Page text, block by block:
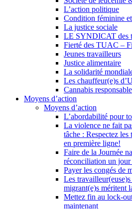
L’action politique
Condition féminine
La justice sociale
LE SYNDICAT des
Fierté des TUAC –
Jeunes travailleurs
Justice alimentaire
La solidarité
Les chauffeur(e)s
Cannabis responsable
Moyens d’action
Moyens d’action
L’abordabilité pour
La violence ne fait
tâche : Respectez
en première ligne!
Faire de la Journée
réconciliation un jour
Payer les congés de
Les
migrant(e)s méritent
Mettez fin au lock-
maintenant